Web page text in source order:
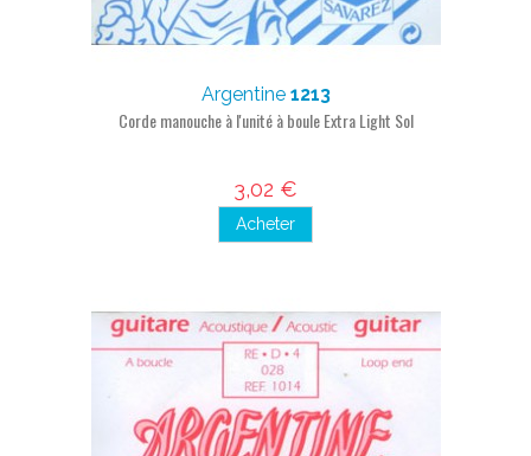
Argentine 1213
Corde manouche à l'unité à boule Extra Light Sol
3,02 €
Acheter